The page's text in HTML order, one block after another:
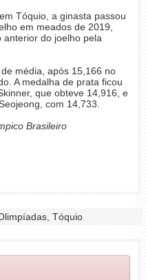
Tóquio, a ginasta passou
em meados de 2019,
do joelho pela
média, após 15,166 no
A medalha de prata ficou
que obteve 14,916, e
com 14,733.
Brasileiro
Tóquio